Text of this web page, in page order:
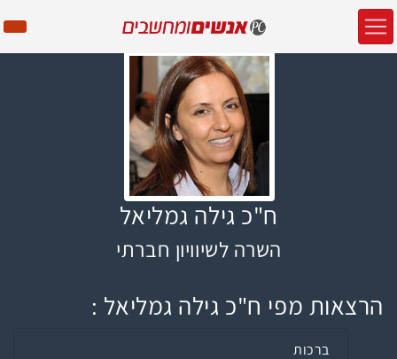
ח"כ גילה גמליאל
השרה לשיוויון חברתי
הרצאות מפי ח"כ גילה גמליאל :
ברכות